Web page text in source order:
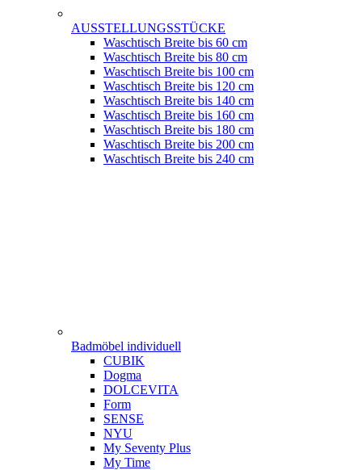
AUSSTELLUNGSSTÜCKE
Waschtisch Breite bis 60 cm
Waschtisch Breite bis 80 cm
Waschtisch Breite bis 100 cm
Waschtisch Breite bis 120 cm
Waschtisch Breite bis 140 cm
Waschtisch Breite bis 160 cm
Waschtisch Breite bis 180 cm
Waschtisch Breite bis 200 cm
Waschtisch Breite bis 240 cm
Badmöbel individuell
CUBIK
Dogma
DOLCEVITA
Form
SENSE
NYU
My Seventy Plus
My Time